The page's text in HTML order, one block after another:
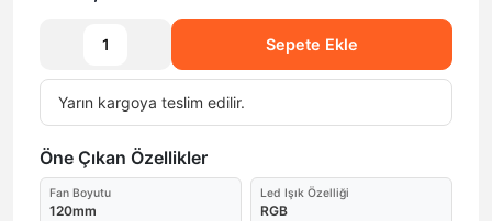
Sepete Ekle
Yarın kargoya teslim edilir.
Öne Çıkan Özellikler
Fan Boyutu
120mm
Led Işık Özelliği
RGB